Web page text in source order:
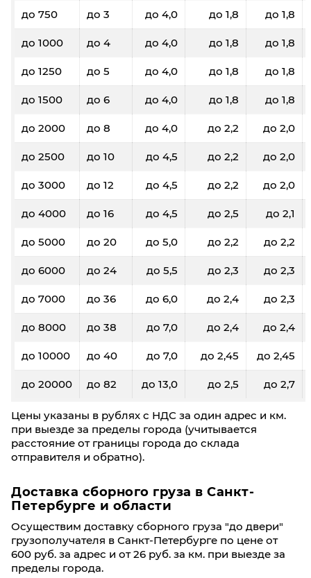
до 750 до 3 до 4,0 до 1,8 до 1,8
до 1000 до 4 до 4,0 до 1,8 до 1,8
до 1250 до 5 до 4,0 до 1,8 до 1,8
до 1500 до 6 до 4,0 до 1,8 до 1,8
до 2000 до 8 до 4,0 до 2,2 до 2,0
до 2500 до 10 до 4,5 до 2,2 до 2,0
до 3000 до 12 до 4,5 до 2,2 до 2,0
до 4000 до 16 до 4,5 до 2,5 до 2,1
до 5000 до 20 до 5,0 до 2,2 до 2,2
до 6000 до 24 до 5,5 до 2,3 до 2,3
до 7000 до 36 до 6,0 до 2,4 до 2,3
до 8000 до 38 до 7,0 до 2,4 до 2,4
до 10000 до 40 до 7,0 до 2,45 до 2,45
до 20000 до 82 до 13,0 до 2,5 до 2,7
Цены указаны в рублях с НДС за один адрес и км.
при выезде за пределы города (учитывается
расстояние от границы города до склада
отправителя и обратно).
Доставка сборного груза в Санкт-
Петербурге и области
Осуществим доставку сборного груза "до двери"
грузополучателя в Санкт-Петербурге по цене от
600 руб. за адрес и от 26 руб. за км. при выезде за
пределы города.